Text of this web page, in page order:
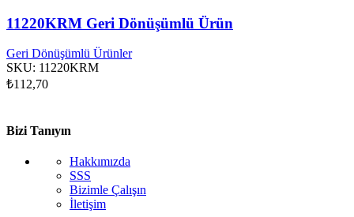
Ürün
adet
11220KRM Geri Dönüşümlü Ürün
Geri Dönüşümlü Ürünler
SKU: 11220KRM
₺112,70
Bizi Tanıyın
Hakkımızda
SSS
Bizimle Çalışın
İletişim